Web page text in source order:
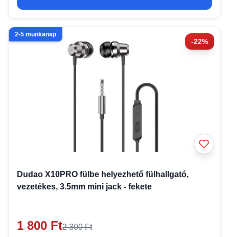
-22%
2-5 munkanap
Dudao X10PRO fülbe helyezhető fülhallgató,
vezetékes, 3.5mm mini jack - fekete
1 800 Ft2 300 Ft